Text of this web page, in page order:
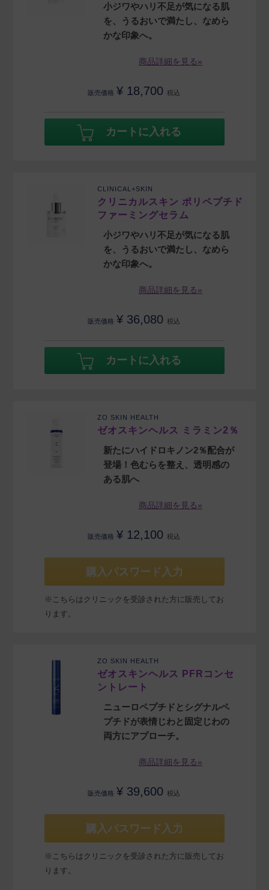
小ジワやハリ不足が気になる肌
を、うるおいで満たし、なめら
かな印象へ。
商品詳細を見る»
販売価格 ¥ 18,700 税込
カートに入れる
CLINICAL+SKIN
クリニカルスキン ポリペプチド
ファーミングセラム
小ジワやハリ不足が気になる肌
を、うるおいで満たし、なめら
かな印象へ。
商品詳細を見る»
販売価格 ¥ 36,080 税込
カートに入れる
ZO SKIN HEALTH
ゼオスキンヘルス ミラミン2％
新たにハイドロキノン2％配合が
登場！色むらを整え、透明感の
ある肌へ
商品詳細を見る»
販売価格 ¥ 12,100 税込
購入パスワード入力
※こちらはクリニックを受診された方に販売してお
ります。
ZO SKIN HEALTH
ゼオスキンヘルス PFRコンセ
ントレート
ニューロペプチドとシグナルペ
プチドが表情じわと固定じわの
両方にアプローチ。
商品詳細を見る»
販売価格 ¥ 39,600 税込
購入パスワード入力
※こちらはクリニックを受診された方に販売してお
ります。